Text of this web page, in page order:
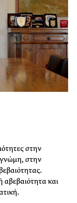
στην
γνώμη, στην
αβεβαιότητα και